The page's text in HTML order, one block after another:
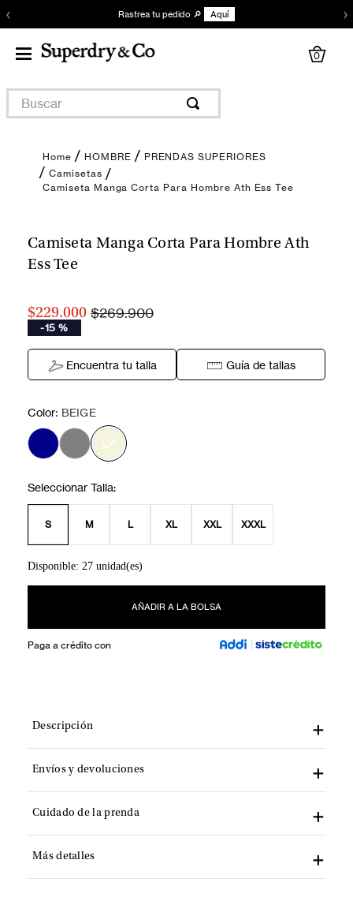
‹ Rastrea tu pedido 🔎 Aquí ›
0
Buscar
HOMBRE
PRENDAS SUPERIORES
Camisetas
Camiseta Manga Corta Para Hombre Ath Ess Tee
Camiseta Manga Corta Para Hombre Ath
Ess Tee
$229.000 $269.900
-15 %
Encuentra tu talla Guía de tallas
Color: BEIGE
S M L XL XXL XXXL
Disponible: 27 unidad(es)
AÑADIR A LA BOLSA
Paga a crédito con
Descripción
Envíos y devoluciones
Cuidado de la prenda
Más detalles